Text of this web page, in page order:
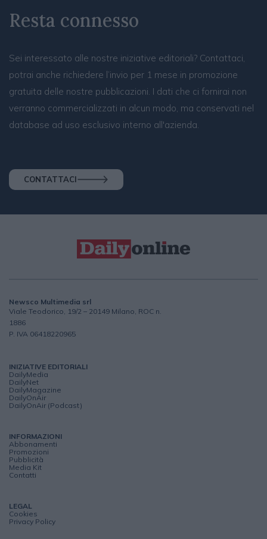
Resta connesso
Sei interessato alle nostre iniziative editoriali? Contattaci,
potrai anche richiedere l’invio per 1 mese in promozione
gratuita delle nostre pubblicazioni. I dati che ci fornirai non
verranno commercializzati in alcun modo, ma conservati nel
database ad uso esclusivo interno all'azienda.
CONTATTACI
Newsco Multimedia srl
Viale Teodorico, 19/2 – 20149 Milano, ROC n.
1886
P. IVA 06418220965
INIZIATIVE EDITORIALI
DailyMedia
DailyNet
DailyMagazine
DailyOnAir
DailyOnAir (Podcast)
INFORMAZIONI
Abbonamenti
Promozioni
Pubblicità
Media Kit
Contatti
LEGAL
Cookies
Privacy Policy